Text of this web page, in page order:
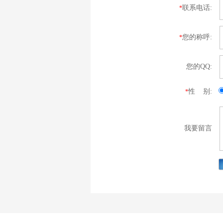
*联系电话:
*您的称呼:
您的QQ:
*性 别:
我要留言